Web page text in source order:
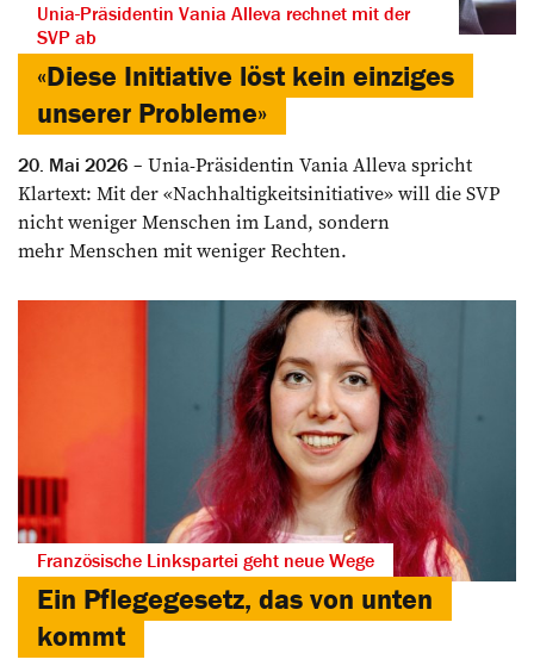
Unia-Präsidentin Vania Alleva rechnet mit der
SVP ab
«Diese Initiative löst kein einziges
unserer Probleme»
20. Mai 2026
Unia-Präsidentin Vania Alleva spricht
Klartext: Mit der «Nachhaltigkeitsinitiative» will die SVP
nicht weniger Menschen im Land, sondern
mehr Menschen mit weniger Rechten.
Französische Linkspartei geht neue Wege
Ein Pflegegesetz, das von unten
kommt